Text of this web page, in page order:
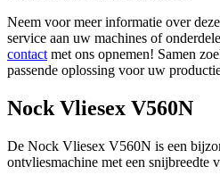
Neem voor meer informatie over
service aan uw machines of
contact met ons opnemen! Samen
passende oplossing voor uw
Nock Vliesex V560N
De Nock Vliesex V560N is een
ontvliesmachine met een snijbreedte